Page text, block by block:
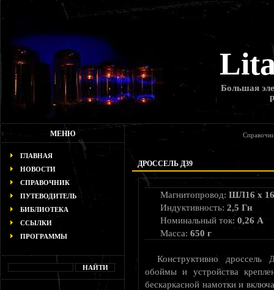
Большая
МЕНЮ
ГЛАВНАЯ
НОВОСТИ
СПРАВОЧНИК
ПУТЕВОДИТЕЛЬ
БИБЛИОТЕКА
ССЫЛКИ
ПРОГРАММЫ
ДРОССЕЛЬ Д39
Магнитопровод: ШЛ16 х 16
Индуктивность: 2,5 Гн
Номинальный ток: 0,26 А
Масса: 650 г
Конструктивно дроссель
обоймы и устройства
бескаркасной намотки и